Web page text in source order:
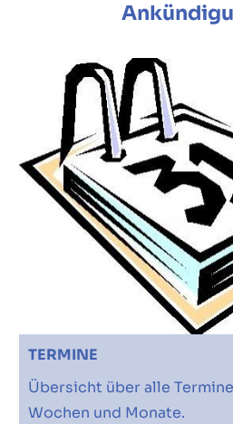
TERMINE
Übersicht über alle
Wochen und Monate.